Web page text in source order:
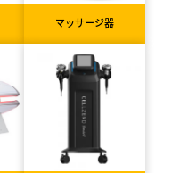
マッサージ器